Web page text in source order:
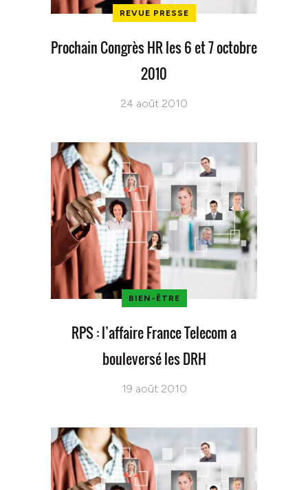
REVUE PRESSE
Prochain Congrès HR les 6 et 7 octobre
2010
24 août 2010
BIEN-ÊTRE
RPS : l’affaire France Telecom a
bouleversé les DRH
19 août 2010